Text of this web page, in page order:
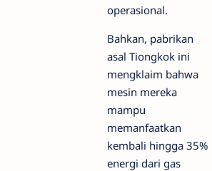
operasional.
Bahkan, pabrikan
asal Tiongkok ini
mengklaim bahwa
mesin mereka
mampu
memanfaatkan
kembali hingga 35%
energi dari gas